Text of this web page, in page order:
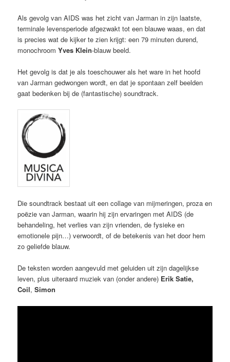
Als gevolg van AIDS was het zicht van Jarman in zijn laatste,
terminale levensperiode afgezwakt tot een blauwe waas, en dat
is precies wat de kijker te zien krijgt: een 79 minuten durend,
monochroomYves Klein-blauw beeld.
Het gevolg is dat je als toeschouwer als het ware in het hoofd
van Jarman gedwongen wordt, en dat je spontaan zelf beelden
gaat bedenken bij de (fantastische) soundtrack.
Die soundtrack bestaat uit een collage van mijmeringen, proza en
poëzie van Jarman, waarin hij zijn ervaringen met AIDS (de
behandeling, het verlies van zijn vrienden, de fysieke en
emotionele pijn…) verwoordt, of de betekenis van het door hem
zo geliefde blauw.
De teksten worden aangevuld met geluiden uit zijn dagelijkse
leven, plus uiteraard muziek van (onder andere) Erik Satie,
Coil,Simon